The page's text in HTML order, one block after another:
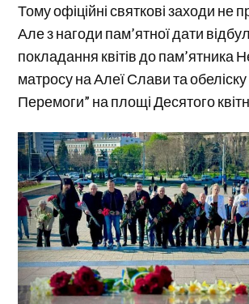
Тому офіційні святкові заходи не
Але з нагоди пам’ятної дати
покладання квітів до пам’ятника
матросу на Алеї Слави та
Перемоги” на площі Десятого